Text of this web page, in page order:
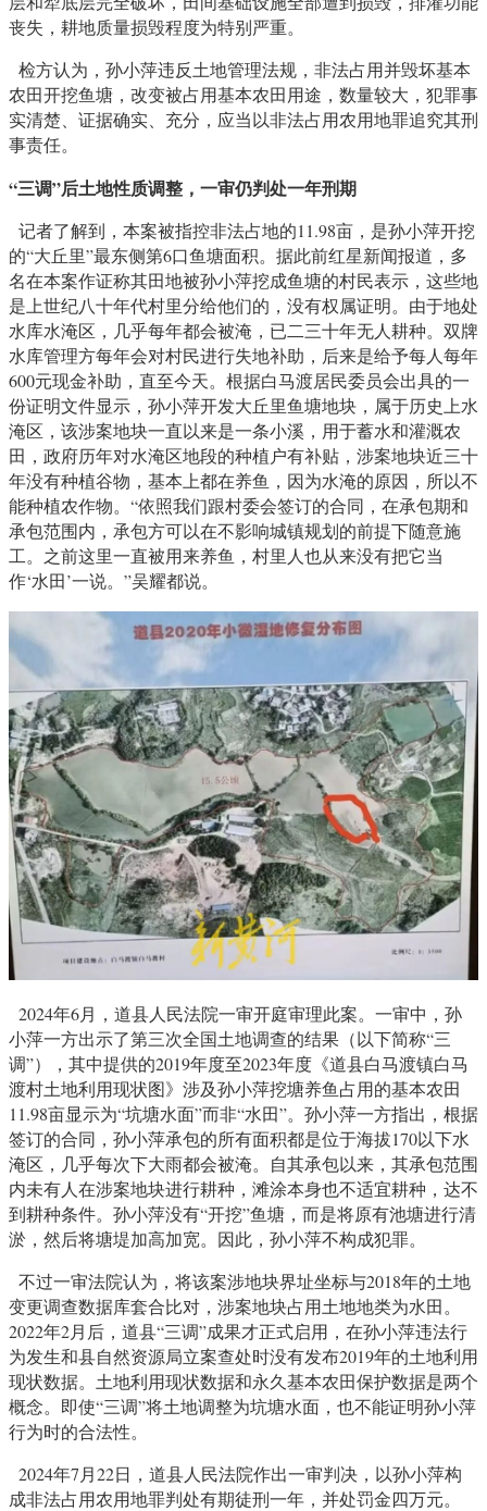
丧失，耕地质量损毁程度为特别严重。
检方认为，孙小萍违反土地管理法规，非法占用并毁坏基本
农田开挖鱼塘，改变被占用基本农田用途，数量较大，犯罪事
实清楚、证据确实、充分，应当以非法占用农用地罪追究其刑
事责任。
“三调”后土地性质调整，一审仍判处一年刑期
记者了解到，本案被指控非法占地的11.98亩，是孙小萍开挖
的“大丘里”最东侧第6口鱼塘面积。据此前红星新闻报道，多
名在本案作证称其田地被孙小萍挖成鱼塘的村民表示，这些地
是上世纪八十年代村里分给他们的，没有权属证明。由于地处
水库水淹区，几乎每年都会被淹，已二三十年无人耕种。双牌
水库管理方每年会对村民进行失地补助，后来是给予每人每年
600元现金补助，直至今天。根据白马渡居民委员会出具的一
份证明文件显示，孙小萍开发大丘里鱼塘地块，属于历史上水
淹区，该涉案地块一直以来是一条小溪，用于蓄水和灌溉农
田，政府历年对水淹区地段的种植户有补贴，涉案地块近三十
年没有种植谷物，基本上都在养鱼，因为水淹的原因，所以不
能种植农作物。“依照我们跟村委会签订的合同，在承包期和
承包范围内，承包方可以在不影响城镇规划的前提下随意施
工。之前这里一直被用来养鱼，村里人也从来没有把它当
作‘水田’一说。”吴耀都说。
2024年6月，道县人民法院一审开庭审理此案。一审中，孙
小萍一方出示了第三次全国土地调查的结果（以下简称“三
调”），其中提供的2019年度至2023年度《道县白马渡镇白马
渡村土地利用现状图》涉及孙小萍挖塘养鱼占用的基本农田
11.98亩显示为“坑塘水面”而非“水田”。孙小萍一方指出，根据
签订的合同，孙小萍承包的所有面积都是位于海拔170以下水
淹区，几乎每次下大雨都会被淹。自其承包以来，其承包范围
内未有人在涉案地块进行耕种，滩涂本身也不适宜耕种，达不
到耕种条件。孙小萍没有“开挖”鱼塘，而是将原有池塘进行清
淤，然后将塘堤加高加宽。因此，孙小萍不构成犯罪。
不过一审法院认为，将该案涉地块界址坐标与2018年的土地
变更调查数据库套合比对，涉案地块占用土地地类为水田。
2022年2月后，道县“三调”成果才正式启用，在孙小萍违法行
为发生和县自然资源局立案查处时没有发布2019年的土地利用
现状数据。土地利用现状数据和永久基本农田保护数据是两个
概念。即使“三调”将土地调整为坑塘水面，也不能证明孙小萍
行为时的合法性。
2024年7月22日，道县人民法院作出一审判决，以孙小萍构
成非法占用农用地罪判处有期徒刑一年，并处罚金四万元。